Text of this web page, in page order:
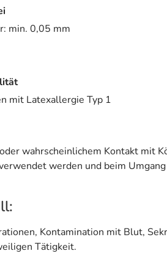
min. 0,05 mm
mit Latexallergie Typ 1
wahrscheinlichem Kontakt mit
werden und beim
Kontamination mit Blut,
Tätigkeit.